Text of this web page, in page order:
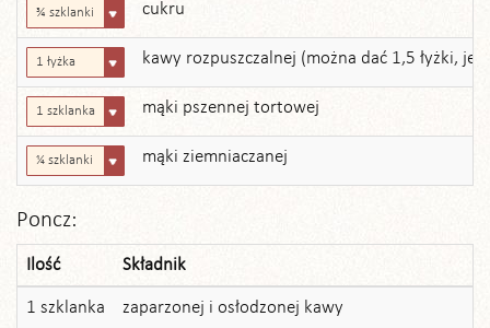
¾ szklanki cukru
1 łyżka kawy rozpuszczalnej (można dać 1,5 łyżki,
1 szklanka mąki pszennej tortowej
¼ szklanki mąki ziemniaczanej
Poncz:
Ilość Składnik
1 szklanka zaparzonej i osłodzonej kawy